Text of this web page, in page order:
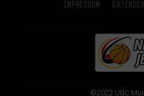
Impressum
©2022 UBC